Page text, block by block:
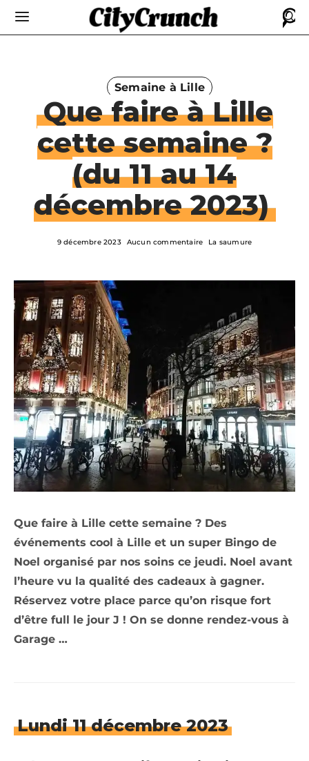
Semaine à Lille
Que faire à Lille
cette semaine ?
(du 11 au 14
décembre 2023)
9 décembre 2023 Aucun commentaire La saumure
Que faire à Lille cette semaine ? Des
événements cool à Lille et un super Bingo de
Noel organisé par nos soins ce jeudi. Noel avant
l’heure vu la qualité des cadeaux à gagner.
Réservez votre place parce qu’on risque fort
d’être full le jour J ! On se donne rendez-vous à
Garage …
Lundi 11 décembre 2023